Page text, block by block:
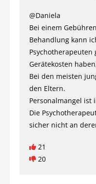
@Daniela
Bei einem
Behandlung kann
Gerätekosten
Bei den meisten
den Eltern.
Personalmangel ist
Die
sicher nicht an
21
20